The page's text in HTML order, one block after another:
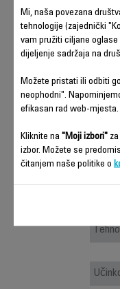
Mi, naša povezana
tehnologije (zajednički
vam pružiti ciljane
dijeljenje sadržaja na
Možete pristati ili odbiti
neophodni".
efikasan rad web-mjesta.
Kliknite na "Moji izbori"
izbor. Možete se
čitanjem naše politike o